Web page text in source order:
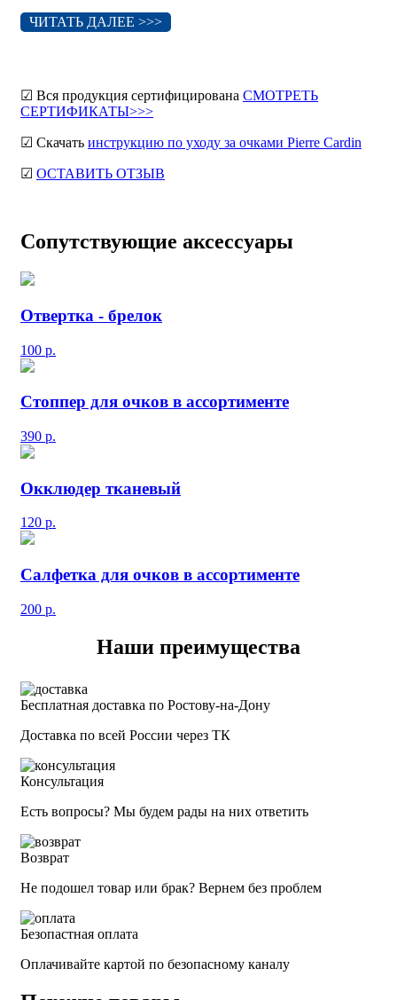
ЧИТАТЬ ДАЛЕЕ >>>
☑ Вся продукция сертифицирована СМОТРЕТЬ
СЕРТИФИКАТЫ>>>
☑ Скачать инструкцию по уходу за очками Pierre Cardin
☑ ОСТАВИТЬ ОТЗЫВ
Сопутствующие аксессуары
Отвертка - брелок
100 р.
Стоппер для очков в ассортименте
390 р.
Окклюдер тканевый
120 р.
Салфетка для очков в ассортименте
200 р.
Наши преимущества
Бесплатная доставка по Ростову-на-Дону
Доставка по всей России через ТК
Консультация
Есть вопросы? Мы будем рады на них ответить
Возврат
Не подошел товар или брак? Вернем без проблем
Безопастная оплата
Оплачивайте картой по безопасному каналу